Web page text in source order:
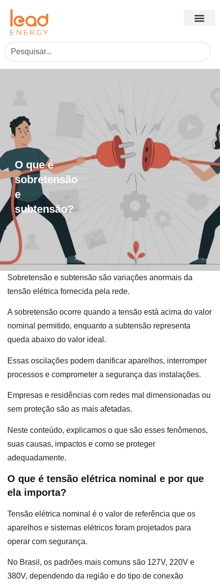
O que é
sobretensão
e
subtensão?
Sobretensão e subtensão são variações anormais da
tensão elétrica fornecida pela rede.
A sobretensão ocorre quando a tensão está acima do valor
nominal permitido, enquanto a subtensão representa
queda abaixo do valor ideal.
Essas oscilações podem danificar aparelhos, interromper
processos e comprometer a segurança das instalações.
Empresas e residências com redes mal dimensionadas ou
sem proteção são as mais afetadas.
Neste conteúdo, explicamos o que são esses fenômenos,
suas causas, impactos e como se proteger
adequadamente.
O que é tensão elétrica nominal e por que
ela importa?
Tensão elétrica nominal é o valor de referência que os
aparelhos e sistemas elétricos foram projetados para
operar com segurança.
No Brasil, os padrões mais comuns são 127V, 220V e
380V, dependendo da região e do tipo de conexão